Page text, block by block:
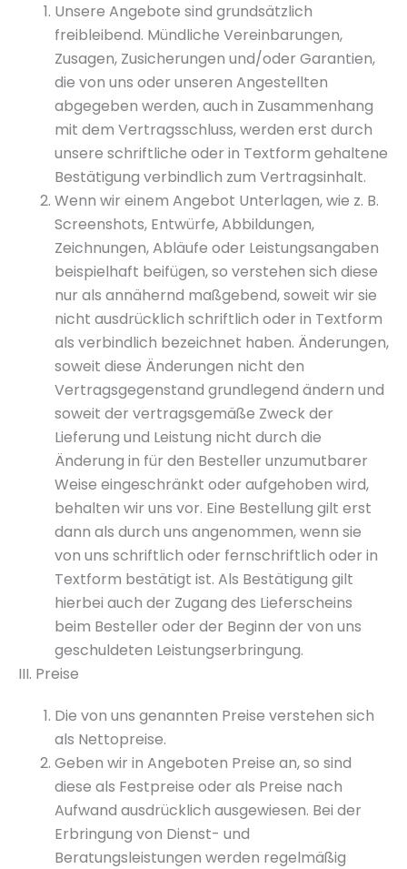
Unsere Angebote sind grundsätzlich
freibleibend. Mündliche Vereinbarungen,
Zusagen, Zusicherungen und/oder Garantien,
die von uns oder unseren Angestellten
abgegeben werden, auch in Zusammenhang
mit dem Vertragsschluss, werden erst durch
unsere schriftliche oder in Textform gehaltene
Bestätigung verbindlich zum Vertragsinhalt.
Wenn wir einem Angebot Unterlagen, wie z. B.
Screenshots, Entwürfe, Abbildungen,
Zeichnungen, Abläufe oder Leistungsangaben
beispielhaft beifügen, so verstehen sich diese
nur als annähernd maßgebend, soweit wir sie
nicht ausdrücklich schriftlich oder in Textform
als verbindlich bezeichnet haben. Änderungen,
soweit diese Änderungen nicht den
Vertragsgegenstand grundlegend ändern und
soweit der vertragsgemäße Zweck der
Lieferung und Leistung nicht durch die
Änderung in für den Besteller unzumutbarer
Weise eingeschränkt oder aufgehoben wird,
behalten wir uns vor. Eine Bestellung gilt erst
dann als durch uns angenommen, wenn sie
von uns schriftlich oder fernschriftlich oder in
Textform bestätigt ist. Als Bestätigung gilt
hierbei auch der Zugang des Lieferscheins
beim Besteller oder der Beginn der von uns
geschuldeten Leistungserbringung.
III. Preise
Die von uns genannten Preise verstehen sich
als Nettopreise.
Geben wir in Angeboten Preise an, so sind
diese als Festpreise oder als Preise nach
Aufwand ausdrücklich ausgewiesen. Bei der
Erbringung von Dienst- und
Beratungsleistungen werden regelmäßig